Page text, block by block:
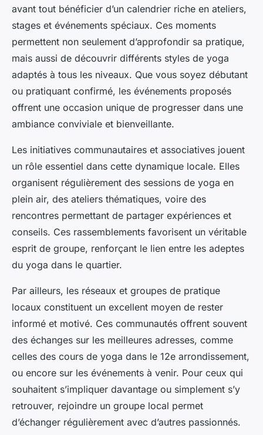
avant tout bénéficier d’un calendrier riche en ateliers,
stages et événements spéciaux. Ces moments
permettent non seulement d’approfondir sa pratique,
mais aussi de découvrir différents styles de yoga
adaptés à tous les niveaux. Que vous soyez débutant
ou pratiquant confirmé, les événements proposés
offrent une occasion unique de progresser dans une
ambiance conviviale et bienveillante.
Les initiatives communautaires et associatives jouent
un rôle essentiel dans cette dynamique locale. Elles
organisent régulièrement des sessions de yoga en
plein air, des ateliers thématiques, voire des
rencontres permettant de partager expériences et
conseils. Ces rassemblements favorisent un véritable
esprit de groupe, renforçant le lien entre les adeptes
du yoga dans le quartier.
Par ailleurs, les réseaux et groupes de pratique
locaux constituent un excellent moyen de rester
informé et motivé. Ces communautés offrent souvent
des échanges sur les meilleures adresses, comme
celles des cours de yoga dans le 12e arrondissement,
ou encore sur les événements à venir. Pour ceux qui
souhaitent s’impliquer davantage ou simplement s’y
retrouver, rejoindre un groupe local permet
d’échanger régulièrement avec d’autres passionnés.